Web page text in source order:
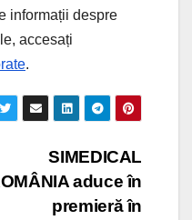
informații despre
accesați
.
SIMEDICAL
aduce în
premieră în